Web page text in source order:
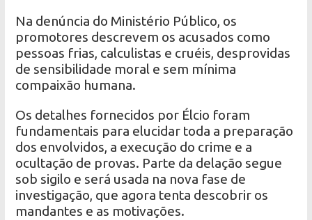
Na denúncia do Ministério Público, os
promotores descrevem os acusados como
pessoas frias, calculistas e cruéis, desprovidas
de sensibilidade moral e sem mínima
compaixão humana.
Os detalhes fornecidos por Élcio foram
fundamentais para elucidar toda a preparação
dos envolvidos, a execução do crime e a
ocultação de provas. Parte da delação segue
sob sigilo e será usada na nova fase de
investigação, que agora tenta descobrir os
mandantes e as motivações.